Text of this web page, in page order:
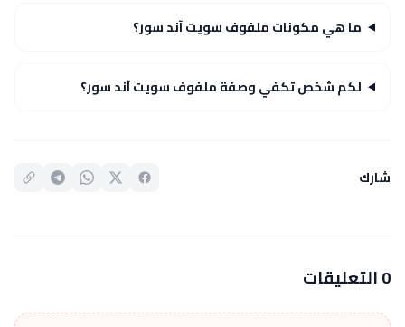
ما هي مكونات ملفوف سويت آند سور؟
لكم شخص تكفي وصفة ملفوف سويت آند سور؟
شارك
0 التعليقات